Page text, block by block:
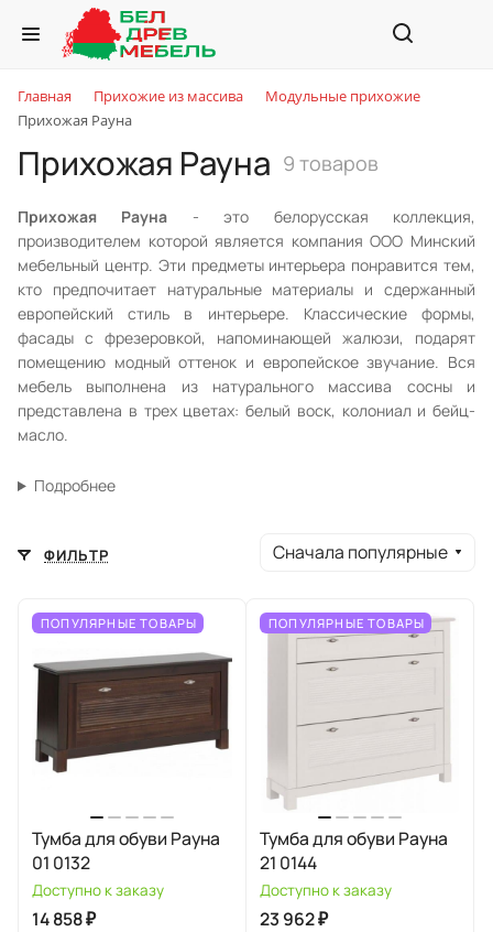
Главная Прихожие из массива
Модульные прихожие
Прихожая Рауна
Прихожая Рауна 9 товаров
Прихожая Рауна - это белорусская коллекция,
производителем которой является компания ООО Минский
мебельный центр. Эти предметы интерьера понравится тем,
кто предпочитает натуральные материалы и сдержанный
европейский стиль в интерьере. Классические формы,
фасады с фрезеровкой, напоминающей жалюзи, подарят
помещению модный оттенок и европейское звучание. Вся
мебель выполнена из натурального массива сосны и
представлена в трех цветах: белый воск, колониал и бейц-
масло.
Подробнее
ФИЛЬТР Сначала популярные
ПОПУЛЯРНЫЕ ТОВАРЫ
Тумба для обуви Рауна
01 0132
Доступно к заказу
14 858 ₽
ПОПУЛЯРНЫЕ ТОВАРЫ
Тумба для обуви Рауна
21 0144
Доступно к заказу
23 962 ₽